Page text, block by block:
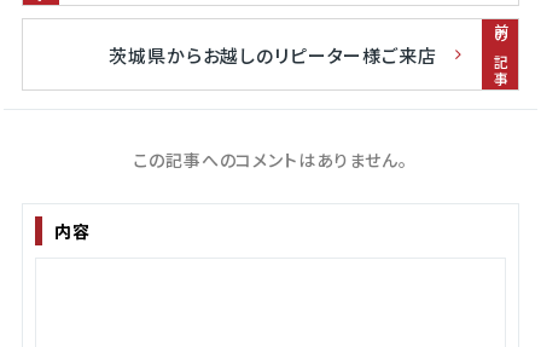
前の記事
茨城県からお越しのリピーター様ご来店
この記事へのコメントはありません。
内容